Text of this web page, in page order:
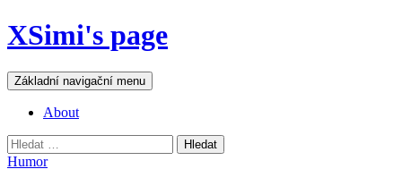
Přejít
k
webu
XSimi's page
Hledat
Základní navigační menu
About
Vyhledávání
Humor